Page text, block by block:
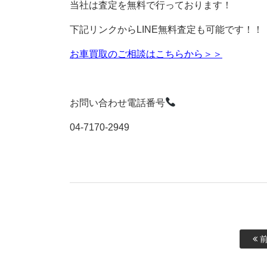
当社は査定を無料で行っております！
下記リンクからLINE無料査定も可能です！！
お車買取のご相談はこちらから＞＞
お問い合わせ電話番号
04-7170-2949